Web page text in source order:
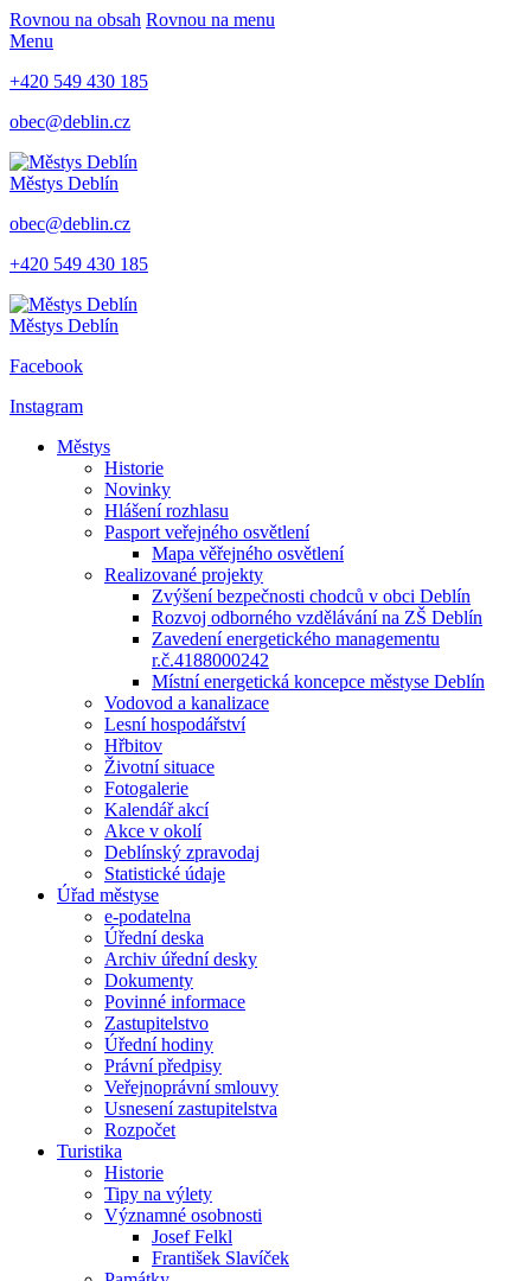
Rovnou na obsah Rovnou na menu
Menu
+420 549 430 185
obec@deblin.cz
Městys Deblín
obec@deblin.cz
+420 549 430 185
Městys Deblín
Facebook
Instagram
Městys
Historie
Novinky
Hlášení rozhlasu
Pasport veřejného osvětlení
Mapa věřejného osvětlení
Realizované projekty
Zvýšení bezpečnosti chodců v obci Deblín
Rozvoj odborného vzdělávání na ZŠ Deblín
Zavedení energetického managementu
r.č.4188000242
Místní energetická koncepce městyse Deblín
Vodovod a kanalizace
Lesní hospodářství
Hřbitov
Životní situace
Fotogalerie
Kalendář akcí
Akce v okolí
Deblínský zpravodaj
Statistické údaje
Úřad městyse
e-podatelna
Úřední deska
Archiv úřední desky
Dokumenty
Povinné informace
Zastupitelstvo
Úřední hodiny
Právní předpisy
Veřejnoprávní smlouvy
Usnesení zastupitelstva
Rozpočet
Turistika
Historie
Tipy na výlety
Významné osobnosti
Josef Felkl
František Slavíček